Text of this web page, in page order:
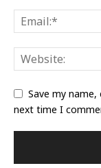
Save my
next time I